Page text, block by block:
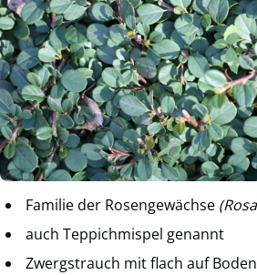
Familie der Rosengewächse
auch Teppichmispel genannt
Zwergstrauch mit flach auf